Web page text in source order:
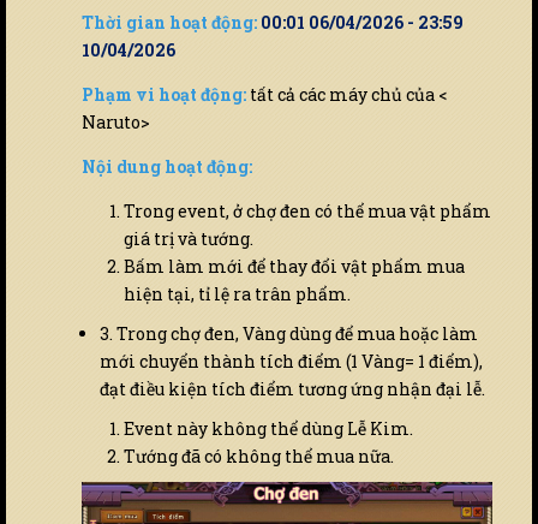
Thời gian hoạt động: 00:01 06/04/2026 - 23:59
10/04/2026
Phạm vi hoạt động: tất cả các máy chủ của <
Naruto>
Nội dung hoạt động:
Trong event, ở chợ đen có thể mua vật phẩm
giá trị và tướng.
Bấm làm mới để thay đổi vật phẩm mua
hiện tại, tỉ lệ ra trân phẩm.
3. Trong chợ đen, Vàng dùng để mua hoặc làm
mới chuyển thành tích điểm (1 Vàng= 1 điểm),
đạt điều kiện tích điểm tương ứng nhận đại lễ.
Event này không thể dùng Lễ Kim.
Tướng đã có không thể mua nữa.